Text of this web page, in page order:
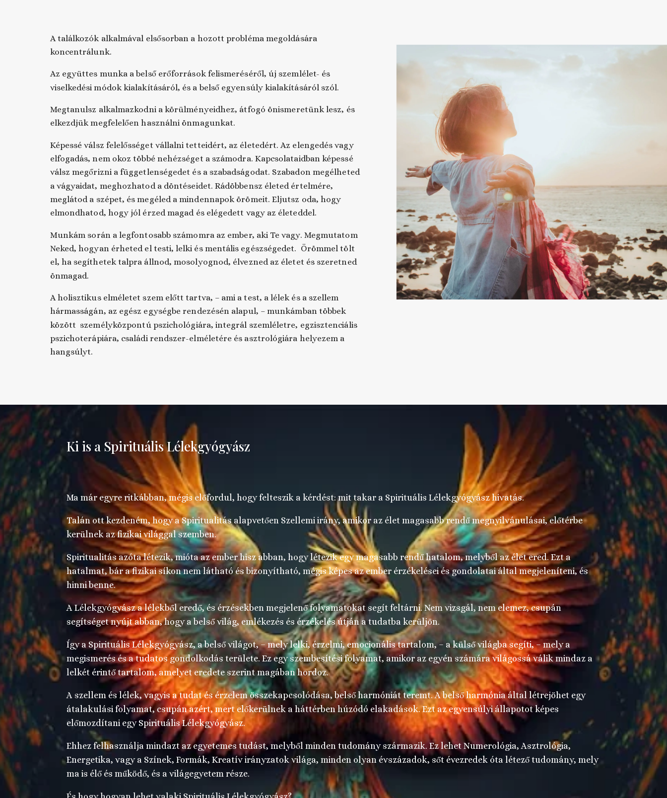
A találkozók alkalmával elsősorban a hozott probléma megoldására
koncentrálunk.
Az együttes munka a belső erőforrások felismeréséről, új szemlélet- és
viselkedési módok kialakításáról, és a belső egyensúly kialakításáról szól.
Megtanulsz alkalmazkodni a körülményeidhez, átfogó önismeretünk lesz, és
elkezdjük megfelelően használni önmagunkat.
Képessé válsz felelősséget vállalni tetteidért, az életedért. Az elengedés vagy
elfogadás, nem okoz többé nehézséget a számodra. Kapcsolataidban képessé
válsz megőrizni a függetlenségedet és a szabadságodat. Szabadon megélheted
a vágyaidat, meghozhatod a döntéseidet. Rádöbbensz életed értelmére,
meglátod a szépet, és megéled a mindennapok örömeit. Eljutsz oda, hogy
elmondhatod, hogy jól érzed magad és elégedett vagy az életeddel.
Munkám során a legfontosabb számomra az ember, aki Te vagy. Megmutatom
Neked, hogyan érheted el testi, lelki és mentális egészségedet. Örömmel tölt
el, ha segíthetek talpra állnod, mosolyognod, élvezned az életet és szeretned
önmagad.
A holisztikus elméletet szem előtt tartva, – ami a test, a lélek és a szellem
hármasságán, az egész egységbe rendezésén alapul, – munkámban többek
között személyközpontú pszichológiára, integrál szemléletre, egzisztenciális
pszichoterápiára, családi rendszer-elméletére és asztrológiára helyezem a
hangsúlyt.
Ki is a Spirituális Lélekgyógyász
Ma már egyre ritkábban, mégis előfordul, hogy felteszik a kérdést: mit takar a Spirituális Lélekgyógyász hivatás.
Talán ott kezdeném, hogy a Spiritualitás alapvetően Szellemi irány, amikor az élet magasabb rendű megnyilvánulásai, előtérbe
kerülnek az fizikai világgal szemben.
Spiritualitás azóta létezik, mióta az ember hisz abban, hogy létezik egy magasabb rendű hatalom, melyből az élet ered. Ezt a
hatalmat, bár a fizikai síkon nem látható és bizonyítható, mégis képes az ember érzékelései és gondolatai által megjeleníteni, és
hinni benne.
A Lélekgyógyász a lélekből eredő, és érzésekben megjelenő folyamatokat segít feltárni. Nem vizsgál, nem elemez, csupán
segítséget nyújt abban, hogy a belső világ, emlékezés és érzékelés útján a tudatba kerüljön.
Így a Spirituális Lélekgyógyász, a belső világot, – mely lelki, érzelmi, emocionális tartalom, – a külső világba segíti, – mely a
megismerés és a tudatos gondolkodás területe. Ez egy szembesítési folyamat, amikor az egyén számára világossá válik mindaz a
lelkét érintő tartalom, amelyet eredete szerint magában hordoz.
A szellem és lélek, vagyis a tudat és érzelem összekapcsolódása, belső harmóniát teremt. A belső harmónia által létrejöhet egy
átalakulási folyamat, csupán azért, mert előkerülnek a háttérben húzódó elakadások. Ezt az egyensúlyi állapotot képes
előmozdítani egy Spirituális Lélekgyógyász.
Ehhez felhasználja mindazt az egyetemes tudást, melyből minden tudomány származik. Ez lehet Numerológia, Asztrológia,
Energetika, vagy a Színek, Formák, Kreatív irányzatok világa, minden olyan évszázadok, sőt évezredek óta létező tudomány, mely
ma is élő és működő, és a világegyetem része.